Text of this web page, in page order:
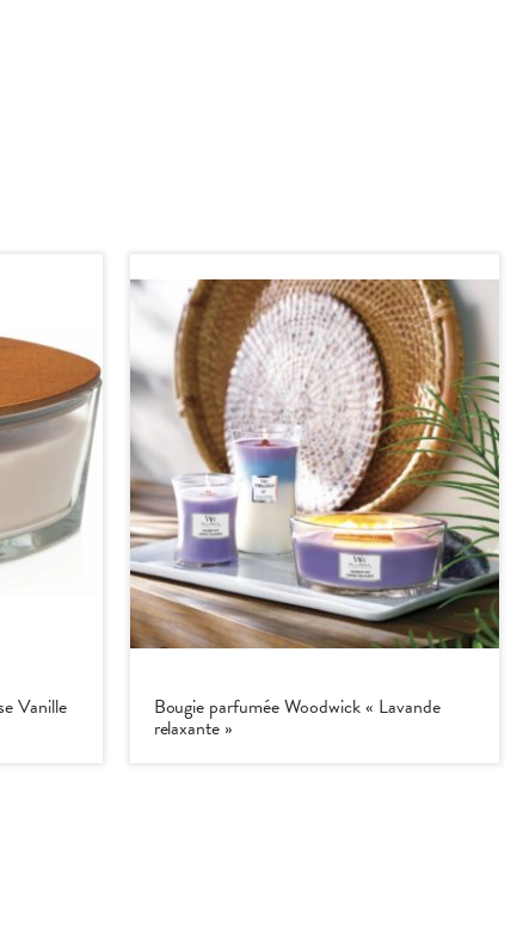
Vanille Bougie parfumée Woodwick « Lavande
relaxante »